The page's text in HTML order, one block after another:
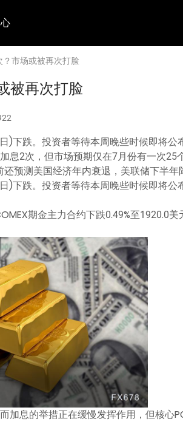
市场或被再次打脸
被再次打脸
)下跌。投资者等待本周晚些时候即将公
息2次，但市场预期仅在7月份有一次25
预测美国经济年内衰退，美联储下半年
)下跌。投资者等待本周晚些时候即将公
期金主力合约下跌0.49%至1920.0
加息的举措正在缓慢发挥作用，但核心